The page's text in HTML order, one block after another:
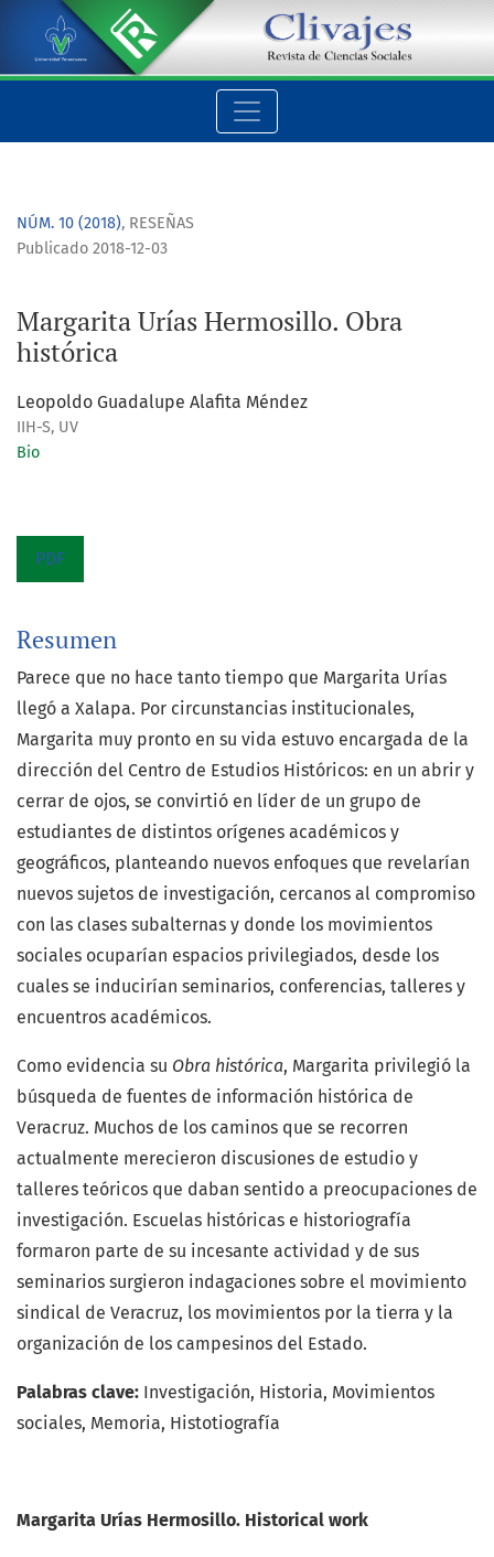
Margarita Urías Hermosillo. Obra histórica
NÚM. 10 (2018), RESEÑAS
Margarita Urías Hermosillo. Obra
histórica
Publicado 2018-12-03
Leopoldo Guadalupe Alafita Méndez
IIH-S, UV
Bio
PDF
Resumen
Parece que no hace tanto tiempo que Margarita Urías
llegó a Xalapa. Por circunstancias institucionales,
Margarita muy pronto en su vida estuvo encargada de la
dirección del Centro de Estudios Históricos: en un abrir y
cerrar de ojos, se convirtió en líder de un grupo de
estudiantes de distintos orígenes académicos y
geográficos, planteando nuevos enfoques que revelarían
nuevos sujetos de investigación, cercanos al compromiso
con las clases subalternas y donde los movimientos
sociales ocuparían espacios privilegiados, desde los
cuales se inducirían seminarios, conferencias, talleres y
encuentros académicos.
Como evidencia su Obra histórica, Margarita privilegió la
búsqueda de fuentes de información histórica de
Veracruz. Muchos de los caminos que se recorren
actualmente merecieron discusiones de estudio y
talleres teóricos que daban sentido a preocupaciones de
investigación. Escuelas históricas e historiografía
formaron parte de su incesante actividad y de sus
seminarios surgieron indagaciones sobre el movimiento
sindical de Veracruz, los movimientos por la tierra y la
organización de los campesinos del Estado.
Palabras clave: Investigación, Historia, Movimientos
sociales, Memoria, Histotiografía
Margarita Urías Hermosillo. Historical work